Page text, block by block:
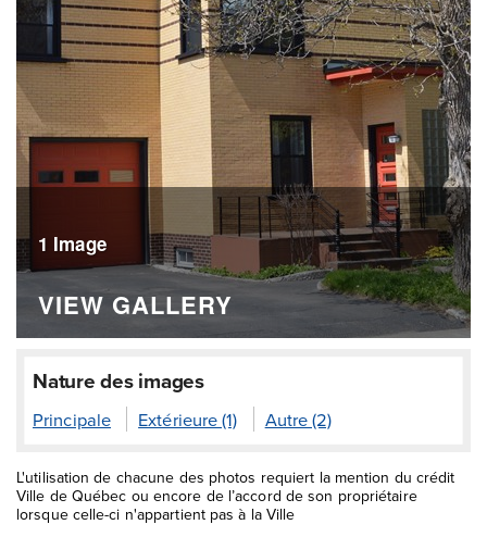
1 Image
VIEW GALLERY
Nature des images
Principale Extérieure (1) Autre (2)
L'utilisation de chacune des photos requiert la mention du crédit
Ville de Québec ou encore de l’accord de son propriétaire
lorsque celle-ci n'appartient pas à la Ville